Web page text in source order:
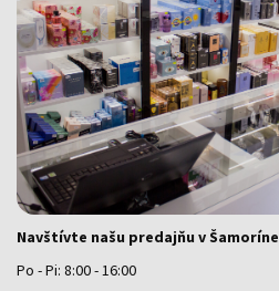
Navštívte našu predajňu v Šamoríne
Po - Pi: 8:00 - 16:00